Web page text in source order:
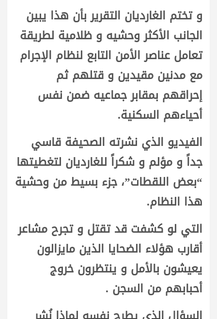
و تختم الغارديان التقرير بأن هذا يبين
الجانب الأكثر وحشيه و ظلامية لطريقة
تعامل عناصر الأمن التابع لنظام الإجرام
مع مدنين مقيدين و قتلهم ثم
إحراقهم بمقابر جماعيه ضمن نفس
أحياءهم السكنية.
الفيديو الذي نشرته الصحيفة قاسي
جداً و مؤلم و شكراً للغارديان لتغطيتها
“بعض اللقطات”، جزء بسيط من وحشية
هذا النظام.
التي لو كشفت قد تقتل و تجرح مشاعر
أقارب هؤلاء الضحايا الذين مايزالون
يعيشون بالأمل و ينتظرون خروج
أحبابهم من السجن .